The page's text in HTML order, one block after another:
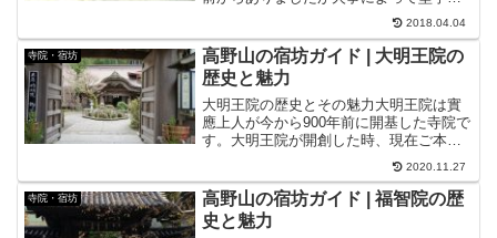
どがすべて焼失してしまったため、現在
わかっている歴史は500年前からというこ
とになっています。成福院の中興の祖は
尭栄重源房という...
2018.04.04
寺院・宿坊
高野山の宿坊ガイド | 大明王院の
歴史と魅力
大明王院の歴史とその魅力大明王院は實
應上人が今から900年前に開基した寺院で
す。大明王院が開創した時、現在ご本尊
として奉られていた道雲大徳一刀三礼の
秘佛大徳不動明王がなかったため、道雲
大徳という高名なお坊さんが描いた不動
明王の掛軸がご本尊と...
2020.11.27
寺院・宿坊
高野山の宿坊ガイド | 福智院の歴
史と魅力